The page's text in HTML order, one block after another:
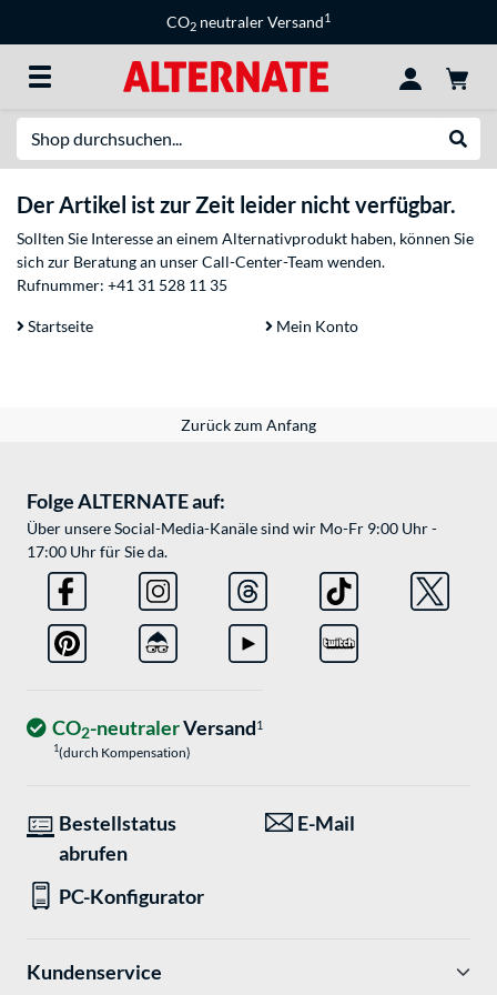
CO2 neutraler Versand1
Der Artikel ist zur Zeit leider nicht verfügbar.
Sollten Sie Interesse an einem Alternativprodukt haben, können Sie
sich zur Beratung an unser Call-Center-Team wenden.
Rufnummer: +41 31 528 11 35
Startseite Mein Konto
Zurück zum Anfang
Folge ALTERNATE auf:
Über unsere Social-Media-Kanäle sind wir Mo-Fr 9:00 Uhr -
17:00 Uhr für Sie da.
CO2-neutralerVersand1
1(durch Kompensation)
Bestellstatus
abrufen
E-Mail
PC-Konfigurator
Kundenservice